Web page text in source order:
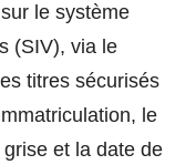
le système
(SIV), via le
titres sécurisés
le
et la date de